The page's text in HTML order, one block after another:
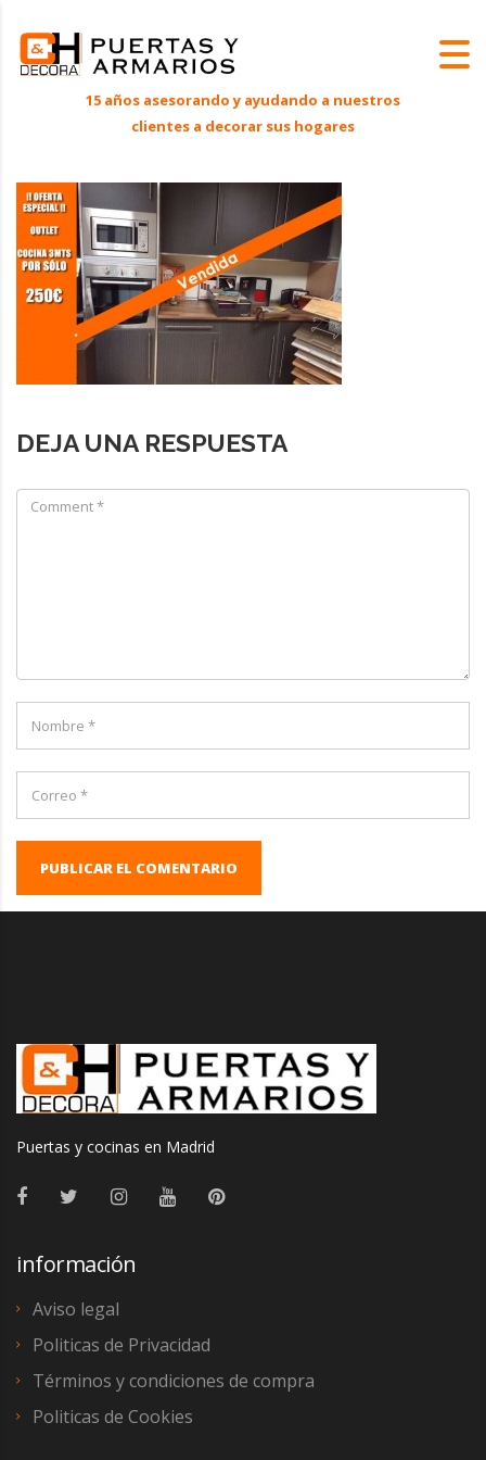
DEJA UNA RESPUESTA
PUBLICAR EL COMENTARIO
Puertas y cocinas en Madrid
información
Aviso legal
Politicas de Privacidad
Términos y condiciones de compra
Politicas de Cookies